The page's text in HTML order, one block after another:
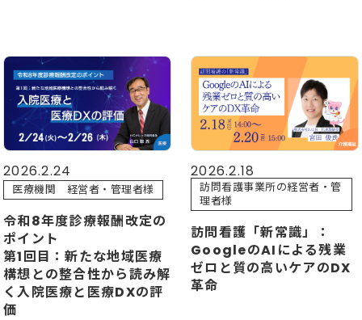
2026.2.24
医療機関 経営者・管理者様
令和8年度診療報酬改定の
ポイント
第1回目：新たな地域医療
構想との整合性から読み解
く入院医療と医療DXの評
価
2026.2.18
訪問看護事業所の経営者・管
理者様
訪問看護「新常識」：
GoogleのAIによる残業
ゼロと質の高いケアのDX
革命